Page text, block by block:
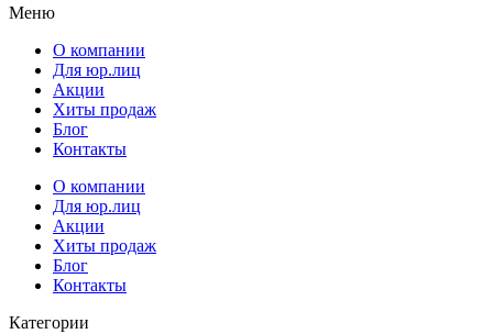
Меню
О компании
Для юр.лиц
Акции
Хиты продаж
Блог
Контакты
О компании
Для юр.лиц
Акции
Хиты продаж
Блог
Контакты
Категории